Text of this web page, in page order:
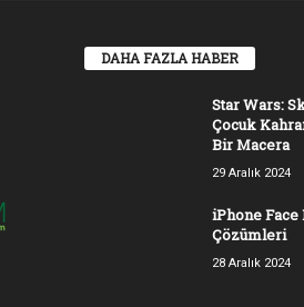
DAHA FAZLA HABER
Star Wars:
Çocuk
Bir Macera
29 Aralık 2024
iPhone Face
Çözümleri
28 Aralık 2024